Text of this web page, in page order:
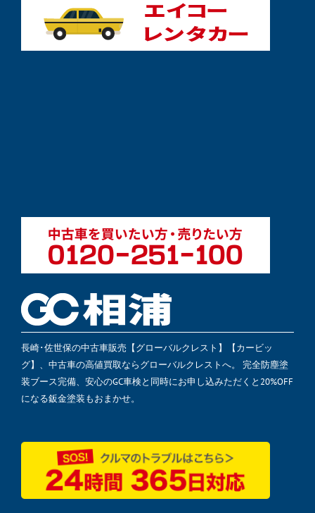
長崎･佐世保の中古車販売【グローバルクレスト】【カービッ
グ】、中古車の高値買取ならグローバルクレストへ。 完全防塵塗
装ブース完備、安心のGC車検と同時にお申し込みただくと20%OFF
になる鈑金塗装もおまかせ。